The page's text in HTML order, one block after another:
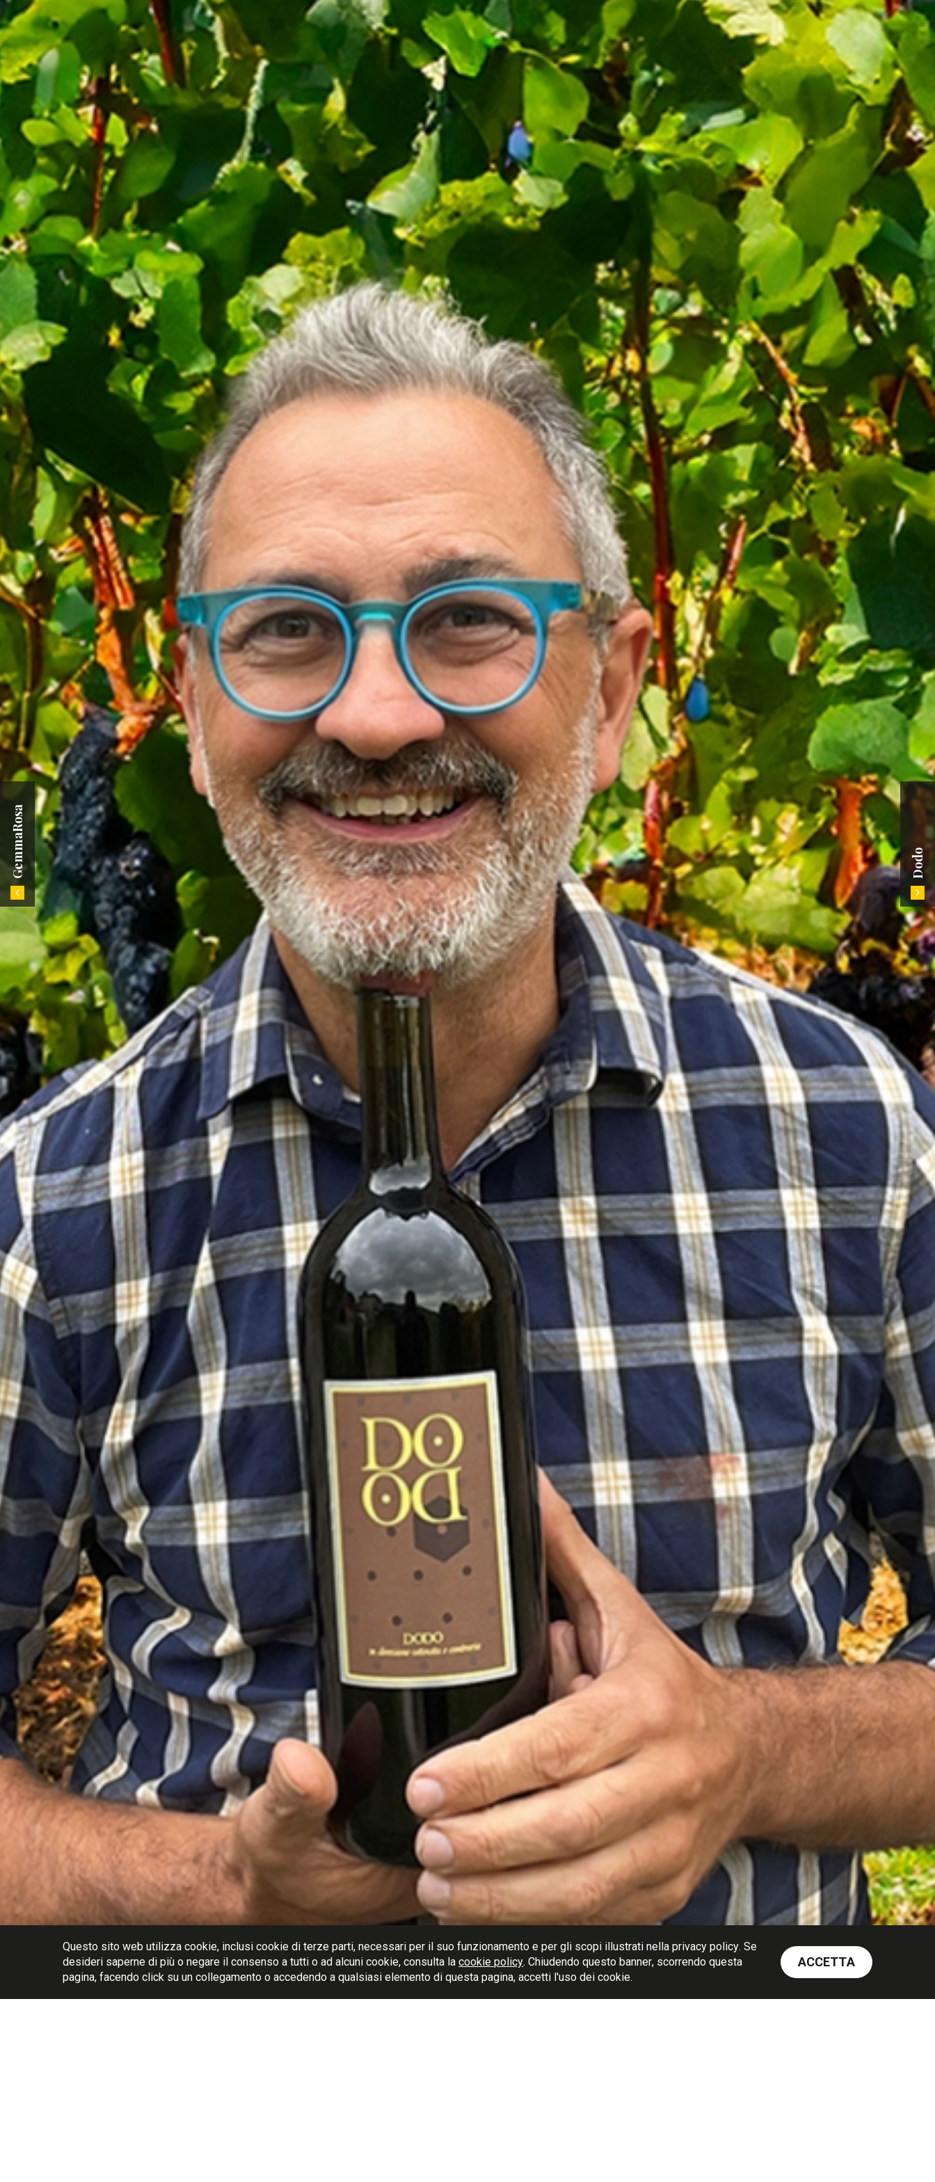
Questo sito web utilizza cookie, inclusi cookie di terze parti, necessari per il suo funzionamento e per gli scopi illustrati nella privacy policy. Se
desideri saperne di più o negare il consenso a tutti o ad alcuni cookie, consulta lacookie policy. Chiudendo questo banner, scorrendo questa
pagina, facendo click su un collegamento o accedendo a qualsiasi elemento di questa pagina, accetti l'uso dei cookie.
ACCETTA
Dodo
In direzione ostinata e contraria
TOSCANA SANGIOVESE IGT
INFO
Sella dell'Acuto
SCROLL